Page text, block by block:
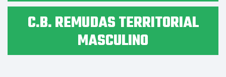
C.B. REMUDAS TERRITORIAL
MASCULINO